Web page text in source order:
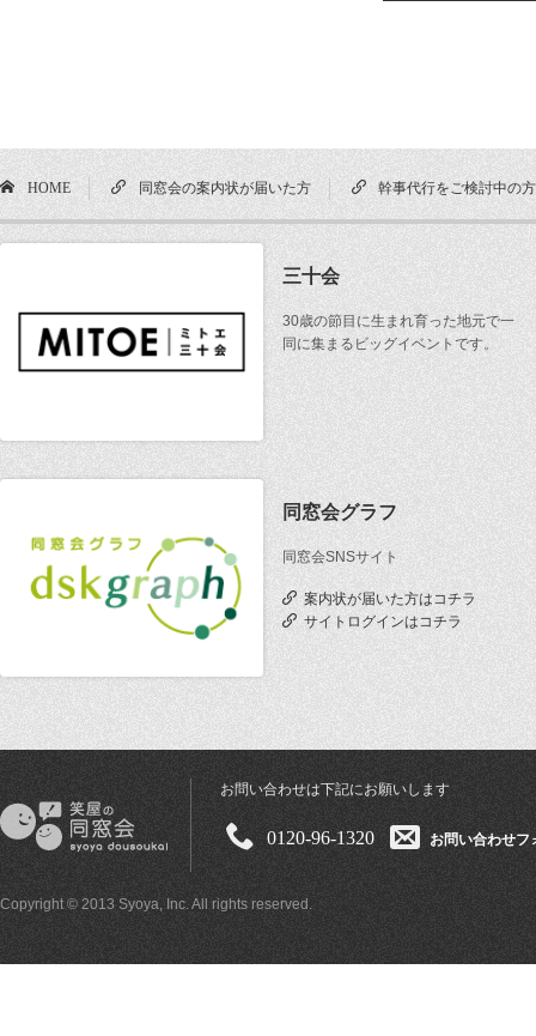
HOME 同窓会の案内状が届いた方 幹事代行をご検討中の方
三十会
30歳の節目に生まれ育った地元で一
同に集まるビッグイベントです。
同窓会グラフ
同窓会SNSサイト
案内状が届いた方はコチラ
サイトログインはコチラ
お問い合わせは下記にお願いします
0120-96-1320 お問い合わせフ
Copyright © 2013 Syoya, Inc. All rights reserved.